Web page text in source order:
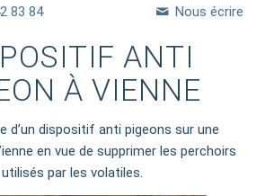
83 84 Nous écrire
ANTI
À VIENNE
d’un dispositif anti pigeons sur une
en vue de supprimer les perchoirs
utilisés par les volatiles.